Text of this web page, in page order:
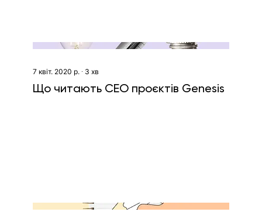
7 квіт. 2020 р. ∙ 3 хв
Що читають СЕО проєктів Genesis